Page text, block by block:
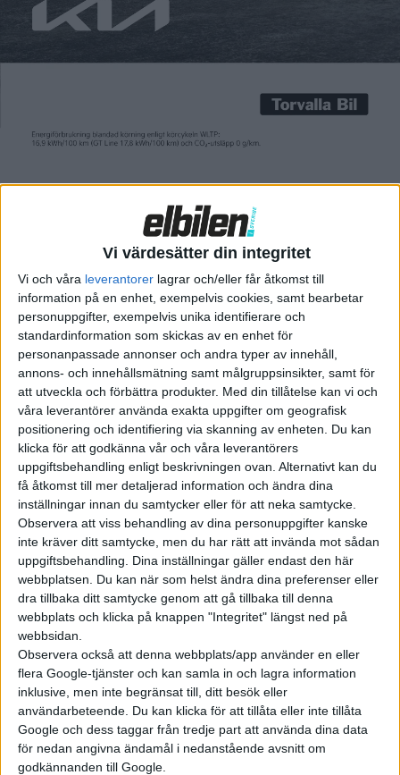
Vi värdesätter din integritet
Vi och våra leverantorer lagrar och/eller får åtkomst till
information på en enhet, exempelvis cookies, samt bearbetar
personuppgifter, exempelvis unika identifierare och
standardinformation som skickas av en enhet för
personanpassade annonser och andra typer av innehåll,
annons- och innehållsmätning samt målgruppsinsikter, samt för
att utveckla och förbättra produkter. Med din tillåtelse kan vi och
våra leverantörer använda exakta uppgifter om geografisk
positionering och identifiering via skanning av enheten. Du kan
klicka för att godkänna vår och våra leverantörers
uppgiftsbehandling enligt beskrivningen ovan. Alternativt kan du
få åtkomst till mer detaljerad information och ändra dina
inställningar innan du samtycker eller för att neka samtycke.
Observera att viss behandling av dina personuppgifter kanske
inte kräver ditt samtycke, men du har rätt att invända mot sådan
uppgiftsbehandling. Dina inställningar gäller endast den här
webbplatsen. Du kan när som helst ändra dina preferenser eller
dra tillbaka ditt samtycke genom att gå tillbaka till denna
webbplats och klicka på knappen "Integritet" längst ned på
webbsidan.
Observera också att denna webbplats/app använder en eller
flera Google-tjänster och kan samla in och lagra information
inklusive, men inte begränsat till, ditt besök eller
användarbeteende. Du kan klicka för att tillåta eller inte tillåta
Google och dess taggar från tredje part att använda dina data
för nedan angivna ändamål i nedanstående avsnitt om
godkännanden till Google.
ha valt en elbil är att den orsakar mindre utsläpp än en
del åt. Men vissa saker sticker ut, det visade sig är
bland svenska elbilsägare.
Främsta orsaken till glädje över att ha valt en elbil är att den
orsakar mindre utsläpp än en fossilbil. I undersökningen
svarade 74 procent av de tillfrågade att just det är en sak de
uppskattar. Att slippa åka till maken för att tanka bensin eller
diesel är också något som står högt i kurs. 63 procent av
elbilsägarna svarade att möjligheten att kunna ladda hemma
är en stor fördel.
Men det finns också delar av elbilsägandet som kunderna
uppger sig vara mindre nöjda med. Det höga inköpspriset är
något som 46 procent av deltagarna i undersökningen ser som
en nackdel. Nästan lika många, 42 procent, svarade att de
bilens prestanda vid kalla temperaturer är ett problem och 36
procent uppger sig vara missnöjda med bilens räckvidd. Om det
då handlar om att bilen tar sig kortare mellan laddningarna än
vad WLTP-siffrorna anger eller om det är räckvidden i sig som är
problemet framgår inte.
– Det höga inköpspriset är en utmaning för många, men de
långsiktiga fördelarna, som lägre underhållskostnader och
bekvämligheten med att kunna ladda hemma, väger ofta upp,
säger John Wastring som är vd på Zaptec Sverige.
En tredjedel av elbilsägarna är inte nöjda med köbildning vid
laddplatser under storhelger och att snabbladdningen är för
dyr. På pluskontot vid ägandet av en elbil uppger 57 procent en
bra körupplevelse och nästan hälften – 48 procent – svarar att
de är nöjda med möjligheten att kunna spara pengar genom